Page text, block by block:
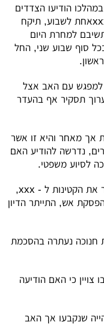
4. דיון ראשון התקיים ביום 22.10.2018 במהלכו הודיעו הצדדים
אחת לשבוע, תיקח
למחרת היום
סוף שבוע שני, החל
למפגש עם האב אצל
תסקיר אף בהעדר
אך מאחר והיא זו אשר
נדרשה להודיע האם
לסיוע משפטי.
xxx
,
אש, התייתר הדיון
חנוכה נעתרה בהסכמת
משלים הוגש ביום 7.2.2019 ובו צויין כי האם הודיעה
שנקבעו אך האב